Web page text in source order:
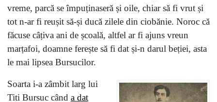
vreme, parcă se împuținaseră și oile, chiar să fi vrut și
tot n-ar fi reușit să-și ducă zilele din ciobănie. Noroc că
făcuse câțiva ani de școală, altfel ar fi ajuns vreun
marțafoi, doamne ferește să fi dat și-n darul beției, asta
le mai lipsea Bursucilor.
Soarta i-a zâmbit larg lui
Titi Bursuc când a dat